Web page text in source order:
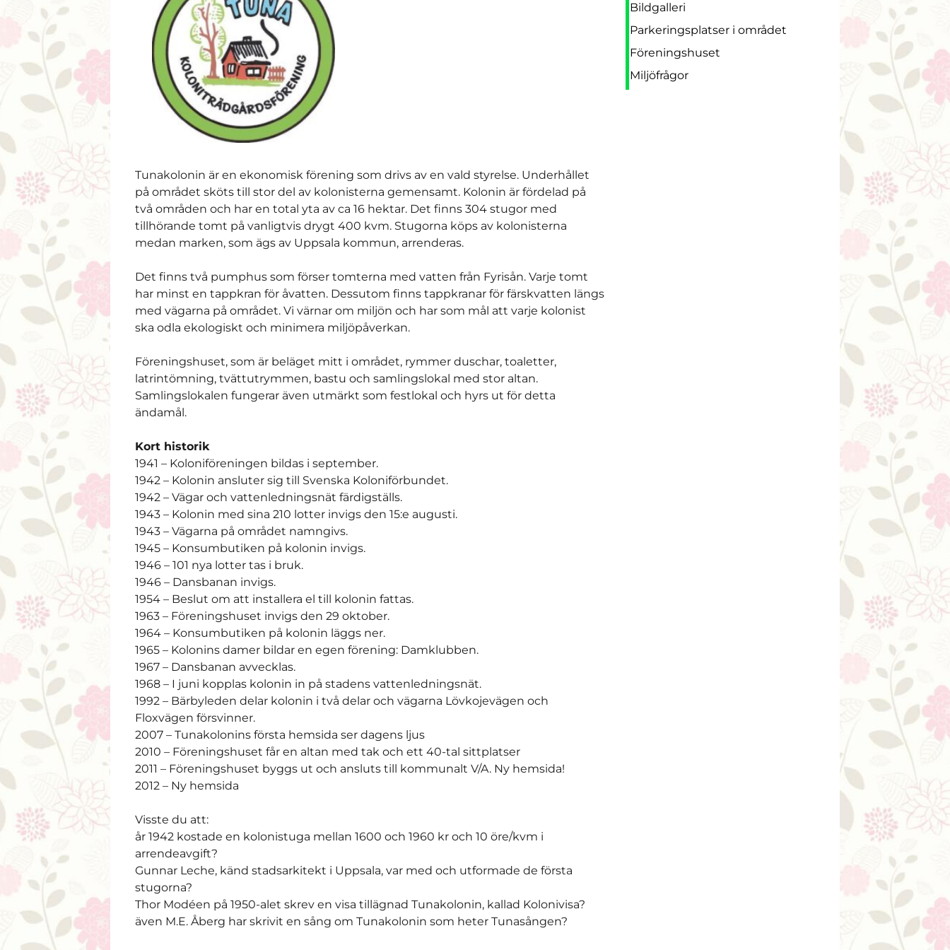
Tunakolonin är en ekonomisk förening som drivs av en vald styrelse. Underhållet
på området sköts till stor del av kolonisterna gemensamt. Kolonin är fördelad på
två områden och har en total yta av ca 16 hektar. Det finns 304 stugor med
tillhörande tomt på vanligtvis drygt 400 kvm. Stugorna köps av kolonisterna
medan marken, som ägs av Uppsala kommun, arrenderas.
Det finns två pumphus som förser tomterna med vatten från Fyrisån. Varje tomt
har minst en tappkran för åvatten. Dessutom finns tappkranar för färskvatten längs
med vägarna på området. Vi värnar om miljön och har som mål att varje kolonist
ska odla ekologiskt och minimera miljöpåverkan.
Föreningshuset, som är beläget mitt i området, rymmer duschar, toaletter,
latrintömning, tvättutrymmen, bastu och samlingslokal med stor altan.
Samlingslokalen fungerar även utmärkt som festlokal och hyrs ut för detta
ändamål.
Kort historik
1941 – Koloniföreningen bildas i september.
1942 – Kolonin ansluter sig till Svenska Koloniförbundet.
1942 – Vägar och vattenledningsnät färdigställs.
1943 – Kolonin med sina 210 lotter invigs den 15:e augusti.
1943 – Vägarna på området namngivs.
1945 – Konsumbutiken på kolonin invigs.
1946 – 101 nya lotter tas i bruk.
1946 – Dansbanan invigs.
1954 – Beslut om att installera el till kolonin fattas.
1963 – Föreningshuset invigs den 29 oktober.
1964 – Konsumbutiken på kolonin läggs ner.
1965 – Kolonins damer bildar en egen förening: Damklubben.
1967 – Dansbanan avvecklas.
1968 – I juni kopplas kolonin in på stadens vattenledningsnät.
1992 – Bärbyleden delar kolonin i två delar och vägarna Lövkojevägen och
Floxvägen försvinner.
2007 – Tunakolonins första hemsida ser dagens ljus
2010 – Föreningshuset får en altan med tak och ett 40-tal sittplatser
2011 – Föreningshuset byggs ut och ansluts till kommunalt V/A. Ny hemsida!
2012 – Ny hemsida
Visste du att:
år 1942 kostade en kolonistuga mellan 1600 och 1960 kr och 10 öre/kvm i
arrendeavgift?
Gunnar Leche, känd stadsarkitekt i Uppsala, var med och utformade de första
stugorna?
Thor Modéen på 1950-alet skrev en visa tillägnad Tunakolonin, kallad Kolonivisa?
även M.E. Åberg har skrivit en sång om Tunakolonin som heter Tunasången?
Bildgalleri
Parkeringsplatser i området
Föreningshuset
Miljöfrågor